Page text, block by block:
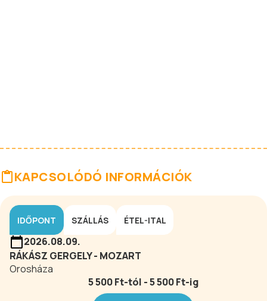
KAPCSOLÓDÓ INFORMÁCIÓK
IDŐPONT SZÁLLÁS ÉTEL-ITAL
2026.08.09.
RÁKÁSZ GERGELY - MOZART
Orosháza
5 500 Ft-tól - 5 500 Ft-ig